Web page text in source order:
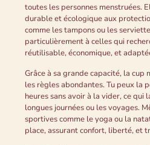
toutes les personnes menstruées.
durable et écologique aux
comme les tampons ou les
particulièrement à celles qui
réutilisable, économique, et
Grâce à sa grande capacité, la
les règles abondantes. Tu peux la
heures sans avoir à la vider, ce qui
longues journées ou les voyages.
sportives comme le yoga ou la
place, assurant confort, liberté, et